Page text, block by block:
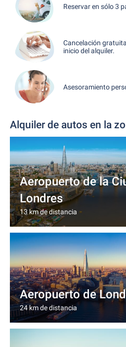
Reservar en sólo 3
Cancelación
inicio del alquiler.
Asesoramiento
Alquiler de autos en la
Aeropuerto de la
Londres
13 km de distancia
Aeropuerto de
24 km de distancia